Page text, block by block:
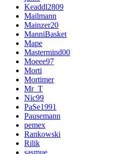
Keaddl2809
Mailmann
Mainzer20
ManniBasket
Mape
Mastermind00
Moeee97
Morti
Mortimer
Mr_T
Nic99
PaSe1991
Pausemann
pemex
Rankowski
Rilik